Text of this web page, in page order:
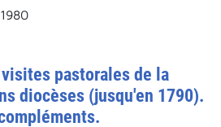
pastorales de la
diocèses (jusqu'en 1790).